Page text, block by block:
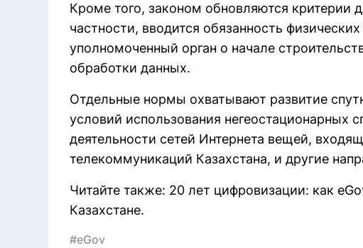
Кроме того, законом обновляются критерии
частности, вводится обязанность
уполномоченный орган о начале
обработки данных.
Отдельные нормы охватывают развитие
условий использования негеостационарных
деятельности сетей Интернета вещей,
телекоммуникаций Казахстана, и другие
Читайте также: 20 лет цифровизации: как
Казахстане.
#eGov